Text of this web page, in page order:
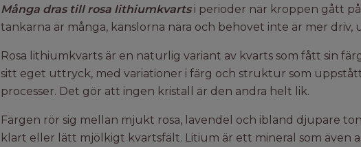
Många dras till rosa lithiumkvartsi perioder när kroppen gått
tankarna är många, känslorna nära och behovet inte är mer driv,
Rosa lithiumkvarts är en naturlig variant av kvarts som fått sin
sitt eget uttryck, med variationer i färg och struktur som
processer. Det gör att ingen kristall är den andra helt lik.
Färgen rör sig mellan mjukt rosa, lavendel och ibland djupare
klart eller lätt mjölkigt kvartsfält. Litium är ett mineral som även